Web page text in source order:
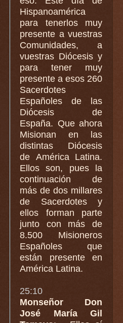
Hispanoamérica
para tenerlos muy
presente a vuestras
Comunidades, a
vuestras Diócesis y
para tener muy
presente a esos 260
Sacerdotes
Españoles de las
Diócesis de
España. Que ahora
Misionan en las
distintas Diócesis
de América Latina.
Ellos son, pues la
continuación de
más de dos millares
de Sacerdotes y
ellos forman parte
junto con más de
8.500 Misioneros
Españoles que
están presente en
América Latina.
25:10
Monseñor Don
José María Gil